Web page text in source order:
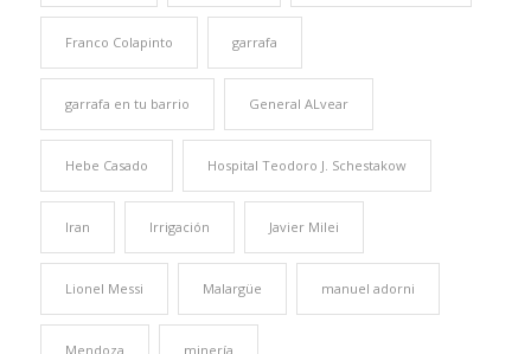
Franco Colapinto garrafa
garrafa en tu barrio General ALvear
Hebe Casado Hospital Teodoro J. Schestakow
Iran Irrigación Javier Milei
Lionel Messi Malargüe manuel adorni
Mendoza minería